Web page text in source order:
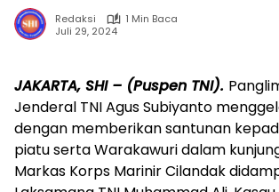
wa.me/087842777025
Redaksi
1 Min Baca
Juli 29, 2024
JAKARTA, SHI – (Puspen TNI).
Jenderal TNI Agus Subiyanto
dengan memberikan santunan
piatu serta Warakawuri dalam
Markas Korps Marinir Cilandak